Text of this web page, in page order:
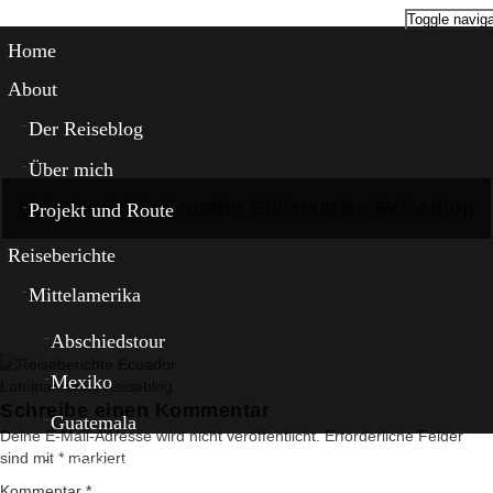
Toggle
Home
About
Der Reiseblog
Über mich
Projekt und Route
Reiseberichte
Mittelamerika
Abschiedstour
Mexiko
Guatemala
El Salvador
Reiseberichte Ecuador Südamerika Reiseblog
Lateinamerika Reiseblog
Schreibe einen Kommentar
Deine E-Mail-Adresse wird nicht veröffentlicht. Erforderliche Felder
sind mit * markiert